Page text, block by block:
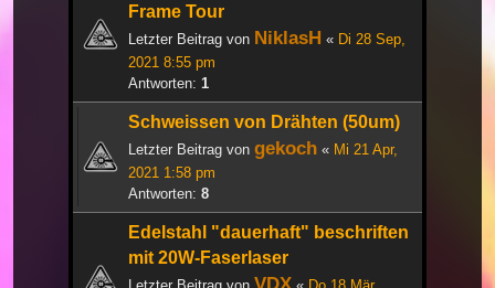
Frame Tour
Letzter Beitrag von NiklasH « Di 28 Sep,
2021 8:55 pm
Antworten: 1
Schweissen von Drähten (50um)
Letzter Beitrag von gekoch « Mi 21 Apr,
2021 1:58 pm
Antworten: 8
Edelstahl "dauerhaft" beschriften
mit 20W-Faserlaser
VDX